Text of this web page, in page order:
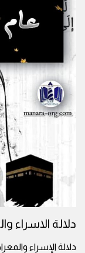
دلالة الاسراء
دلالة الإسراء